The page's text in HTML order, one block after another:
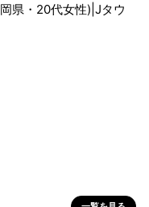
県・20代女性)|Jタウ